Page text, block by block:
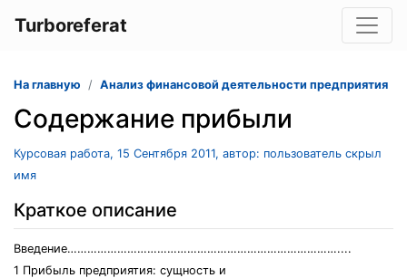
Turboreferat
На главную Анализ финансовой деятельности предприятия
Содержание прибыли
Курсовая работа, 15 Сентября 2011, автор: пользователь скрыл
имя
Краткое описание
Введение………………………………………………………………………....
1 Прибыль предприятия: сущность и